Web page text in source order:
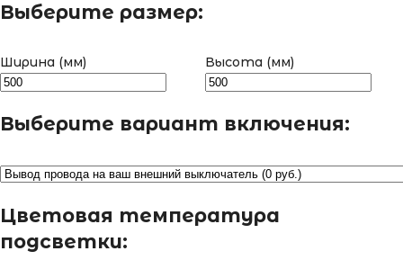
Выберите размер:
Ширина (мм) Высота (мм)
Выберите вариант включения:
Цветовая температура
подсветки: